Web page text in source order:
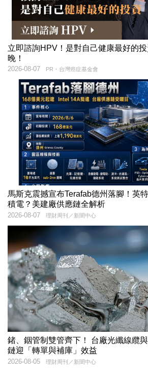
立即諮詢HPV！是對自己健康最好的
晚！
PR・台灣癌症基金會
2026-08-07
馬斯克震撼宣布Terafab德州落腳！英
積電？美建廠供應鏈全解析
理財周刊／新聞中心
2026-08-07
鍺、銦管制雙管齊下！ 台廠光纖線纜
鏈迎「轉單與補庫」效益
理財周刊／新聞中心
2026-08-05